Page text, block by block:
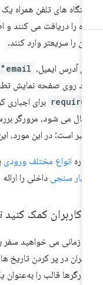
های تلفن همراه یک
را دریافت می کنند و
را سریعتر وارد کنند.
آدرس ایمیل،
روی صفحه نمایش تطبیق
برای اجباری
می شود، مرورگر بررسی
است: در این مورد، این
انواع مختلف ورودی
سنجیداخلی را ارائه می
کاربران کمک کنید
زمانی می خواهید سفر
در پر کردن تاریخ ها،
قالب را به‌عنوان یک